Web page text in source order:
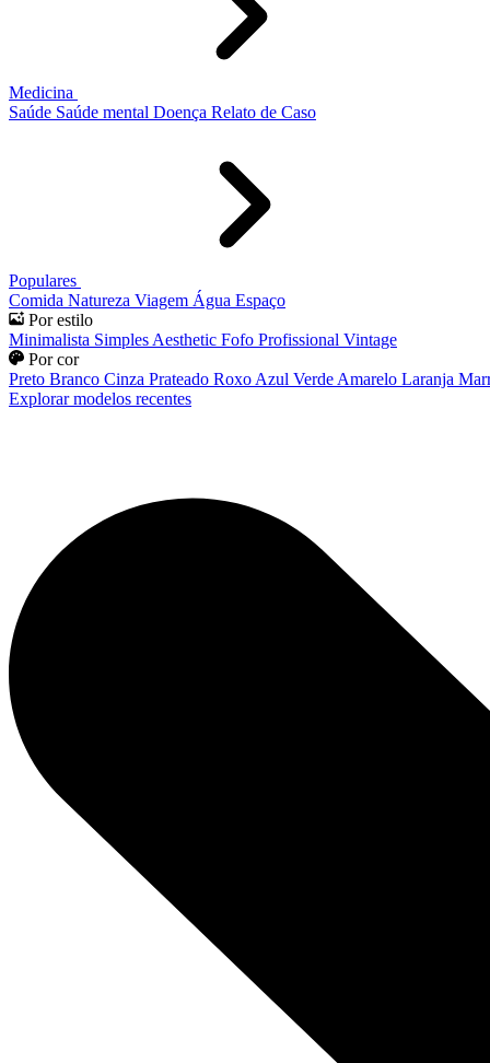
Medicina
Saúde Saúde mental Doença Relato de Caso
Populares
Comida Natureza Viagem Água Espaço
Por estilo
Minimalista Simples Aesthetic Fofo Profissional Vintage
Por cor
Preto Branco Cinza Prateado Roxo Azul Verde Amarelo Laranja
Explorar modelos recentes